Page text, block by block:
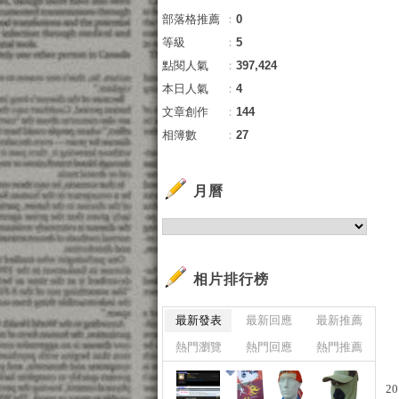
部落格推薦 ： 0
等級
： 5
點閱人氣
： 397,424
本日人氣
： 4
文章創作
： 144
相簿數
： 27
月曆
相片排行榜
最新發表 最新回應
最新推薦
熱門瀏覽
熱門回應 熱門推薦